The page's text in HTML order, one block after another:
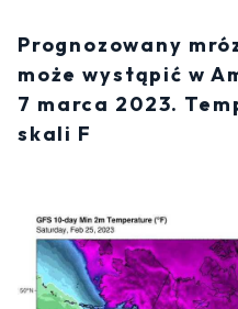
Prognozowany
może wystąpić w
7 marca 2023.
skali F